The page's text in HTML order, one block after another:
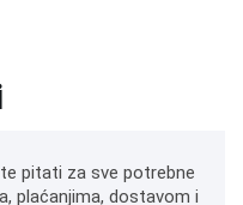
pitati za sve potrebne
plaćanjima, dostavom i